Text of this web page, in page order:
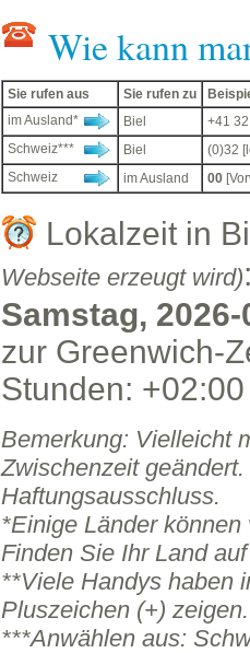
Wie kann
Sie rufen aus Sie rufen zu
im Ausland*
Biel
+41
Schweiz***
Biel
(0)32
Schweiz
im Ausland 00
Lokalzeit in
Webseite erzeugt wird)
Samstag,
zur Greenwich-
Stunden:
Bemerkung: Vielleicht
Zwischenzeit
Haftungsausschluss.
*Einige Länder
Finden Sie Ihr Land
**Viele Handys haben
Pluszeichen (+) zeigen.
***Anwählen aus: